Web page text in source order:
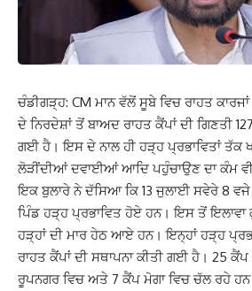
ਚੰਡੀਗੜ੍ਹ: CM ਮਾਨ ਵੱਲੋਂ ਸੂਬੇ ਵਿਚ ਰਾਹਤ
ਦੇ ਨਿਰਦੇਸ਼ਾਂ ਤੋਂ ਬਾਅਦ ਰਾਹਤ ਕੈਂਪਾਂ ਦੀ ਗਿਣਤੀ
ਗਈ ਹੈ। ਇਸ ਦੇ ਨਾਲ ਹੀ ਹੜ੍ਹ ਪ੍ਰਭਾਵਿਤਾਂ ਤੱਕ
ਲੋੜੀਂਦੀਆਂ ਦਵਾਈਆਂ ਆਦਿ ਪਹੁੰਚਾਉਣ ਦਾ ਕੰਮ
ਇਕ ਬੁਲਾਰੇ ਨੇ ਦੱਸਿਆ ਕਿ 13 ਜੁਲਾਈ ਸਵੇਰੇ 8 ਵਜੇ
ਪਿੰਡ ਹੜ੍ਹ ਪ੍ਰਭਾਵਿਤ ਹੋਏ ਹਨ। ਇਸ ਤੋਂ
ਹੜ੍ਹਾਂ ਦੀ ਮਾਰ ਹੇਠ ਆਏ ਹਨ। ਇਨ੍ਹਾਂ ਹੜ੍ਹ
ਰਾਹਤ ਕੈਂਪਾਂ ਦੀ ਸਥਾਪਨਾ ਕੀਤੀ ਗਈ ਹੈ। 25 ਕੈਂਪ
ਰੂਪਨਗਰ ਵਿਚ ਅਤੇ 7 ਕੈਂਪ ਮੋਗਾ ਵਿਚ ਚੱਲ ਰਹੇ